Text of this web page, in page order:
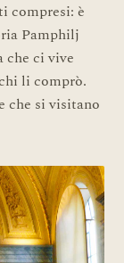
compresi: è
Pamphilj
che ci vive
li comprò.
che si visitano